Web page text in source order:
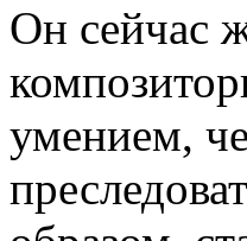
Он сейчас
умением,